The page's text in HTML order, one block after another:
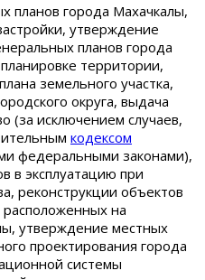
планов города Махачкалы,
утверждение
планов города
территории,
земельного участка,
округа, выдача
(за исключением случаев,
кодексом
федеральными законами),
в эксплуатацию при
реконструкции объектов
расположенных на
утверждение местных
проектирования города
системы